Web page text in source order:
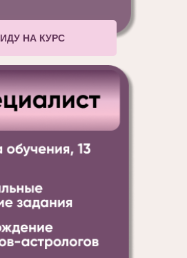
ИДУ НА КУРС